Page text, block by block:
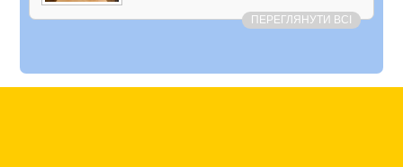
ПЕРЕГЛЯНУТИ ВСІ